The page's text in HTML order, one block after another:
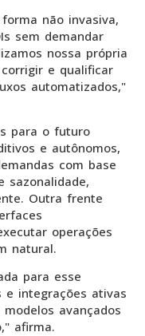
forma não invasiva,
sem demandar
nossa própria
e qualificar
automatizados,"
para o futuro
e autônomos,
com base
sazonalidade,
Outra frente
operações
natural.
para esse
e integrações ativas
avançados
afirma.